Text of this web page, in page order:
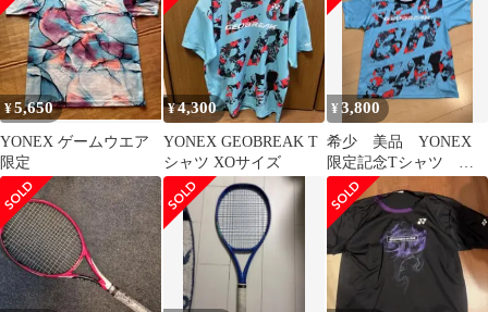
¥5,650
YONEX ゲームウエア
限定
¥4,300
YONEX GEOBREAK T
シャツ XOサイズ
¥3,800
希少 美品 YONEX
限定記念Tシャツ
GEOBREAK Tシャツ M
サイズ